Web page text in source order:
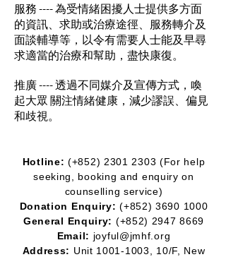
服務 ---- 為受情緒困擾人士提供多方面
的資訊、求助或治療途徑、服務轉介及
面談輔導等，以令有需要人士能及早尋
求適當的治療和幫助，盡快康復。
​推廣 ---- 透過不同媒介及宣傳方式，喚
起大眾 關注情緒健康，減少謬誤、偏見
和歧視。
Hotline: (+852) 2301 2303 (For help
seeking, booking and enquiry on
counselling service)
Donation Enquiry: (+852)3690 1000
General Enquiry: (+852) 2947 8669
Email: joyful@jmhf.org
Address: Unit 1001-1003
, 10/F, New